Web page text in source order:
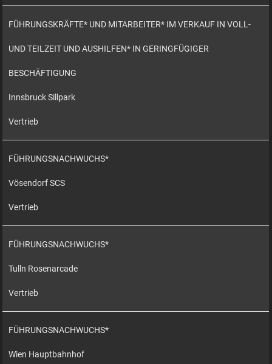
FÜHRUNGSKRÄFTE* UND MITARBEITER* IM VERKAUF IN VOLL-
UND TEILZEIT UND AUSHILFEN* IN GERINGFÜGIGER
BESCHÄFTIGUNG
Innsbruck Sillpark
Vertrieb
FÜHRUNGSNACHWUCHS*
Vösendorf SCS
Vertrieb
FÜHRUNGSNACHWUCHS*
Tulln Rosenarcade
Vertrieb
FÜHRUNGSNACHWUCHS*
Wien Hauptbahnhof